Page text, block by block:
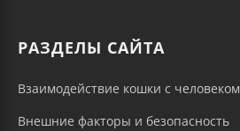
РАЗДЕЛЫ САЙТА
Взаимодействие кошки с человеком
Внешние факторы и безопасность